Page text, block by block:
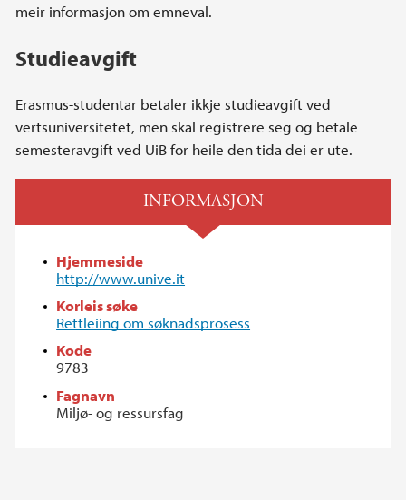
meir informasjon om emneval.
Studieavgift
Erasmus-studentar betaler ikkje studieavgift ved
vertsuniversitetet, men skal registrere seg og betale
semesteravgift ved UiB for heile den tida dei er ute.
INFORMASJON
Hjemmeside
http://www.unive.it
Korleis søke
Rettleiing om søknadsprosess
Kode
9783
Fagnavn
Miljø- og ressursfag